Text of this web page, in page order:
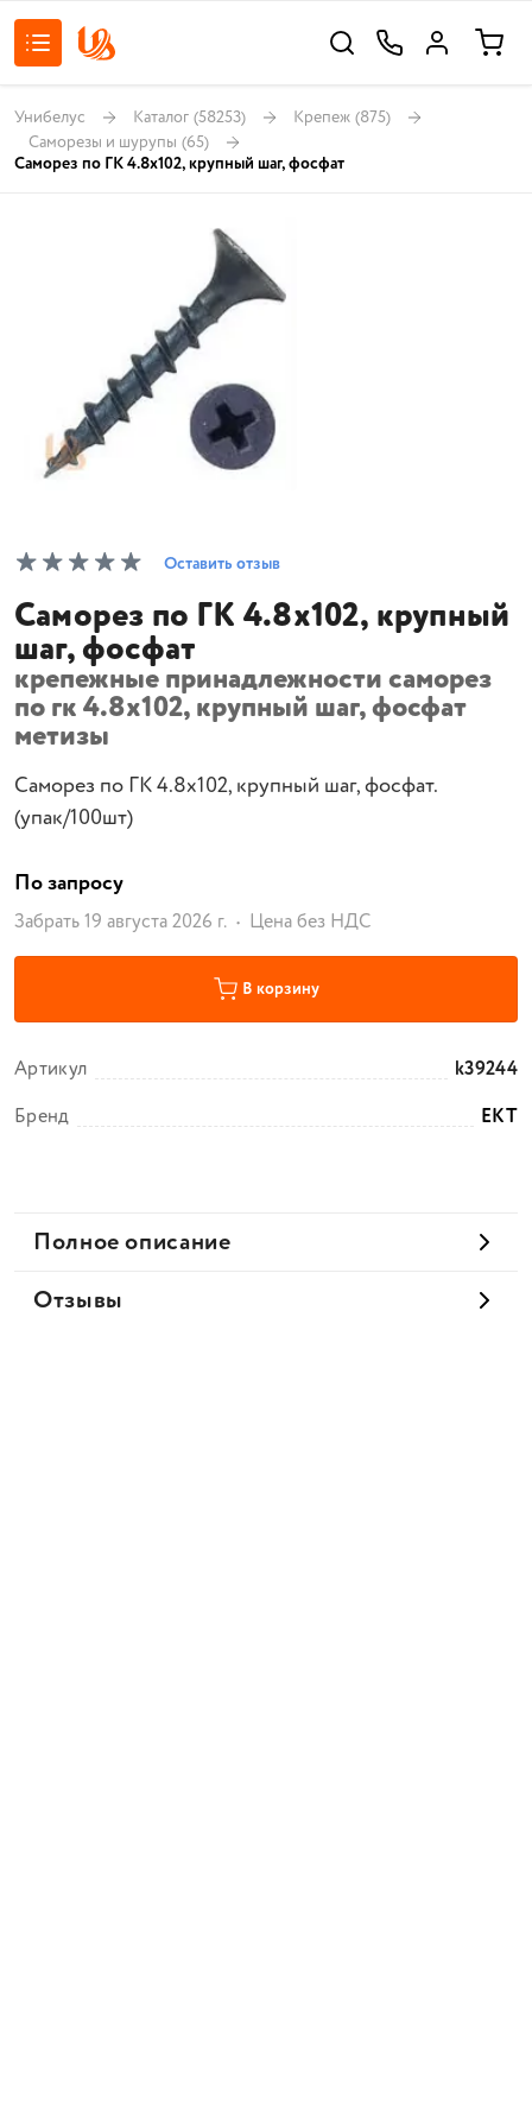
Унибелус Каталог (58253) Крепеж (875)
Саморезы и шурупы (65)
Саморез по ГК 4.8х102, крупный шаг, фосфат
Оставить отзыв
Саморез по ГК 4.8х102, крупный
шаг, фосфат
крепежные принадлежности саморез
по гк 4.8х102, крупный шаг, фосфат
метизы
Саморез по ГК 4.8х102, крупный шаг, фосфат.
(упак/100шт)
По запросу
Забрать 19 августа 2026 г. Цена без НДС
В корзину
Артикул
k39244
Бренд
EKT
Полное описание
Отзывы